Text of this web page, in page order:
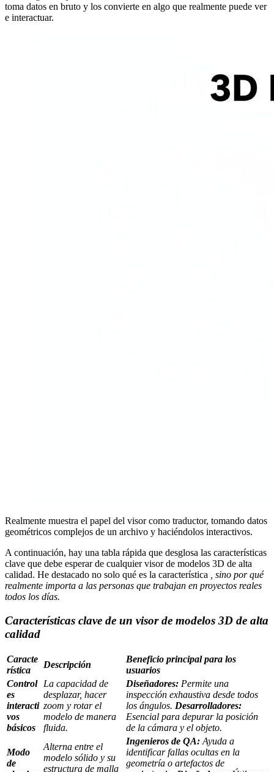
toma datos en bruto y los convierte en algo que realmente puede ver
e interactuar.
Realmente muestra el papel del visor como traductor, tomando datos
geométricos complejos de un archivo y haciéndolos interactivos.
A continuación, hay una tabla rápida que desglosa las características
clave que debe esperar de cualquier visor de modelos 3D de alta
calidad. He destacado no solo qué es la característica
, sino por qué
realmente importa a las personas que trabajan en proyectos reales
todos los días.
Características clave de un visor de modelos 3D de alta
calidad
Caracte
rística
Descripción
Beneficio principal para los
usuarios
Control
es
interacti
vos
básicos
La capacidad de
desplazar, hacer
zoom y rotar el
modelo de manera
fluida.
Diseñadores: Permite una
inspección exhaustiva desde todos
los ángulos. Desarrolladores:
Esencial para depurar la posición
de la cámara y el objeto.
Modo
de
Alterna entre el
modelo sólido y su
estructura de malla
Ingenieros de QA:Ayuda a
identificar fallas ocultas en la
geometría o artefactos de